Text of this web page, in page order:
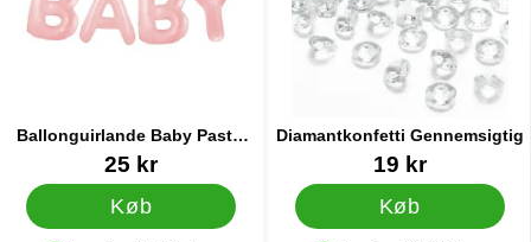
Ballonguirlande Baby Pastel
Lyserød
Varenr 8811525 kr
Køb
Diamantkonfetti Gennemsigtig
Varenr 2129919 kr
Køb